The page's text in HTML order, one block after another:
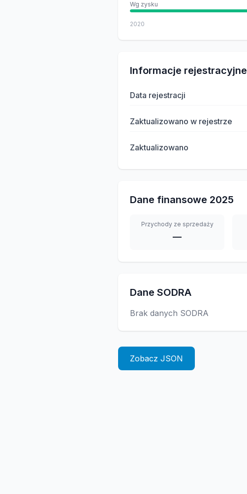
Wg zysku
2020
Informacje rejestracyjne
Data rejestracji
Zaktualizowano w rejestrze
Zaktualizowano
Dane finansowe 2025
Przychody ze sprzedaży
—
Dane SODRA
Brak danych SODRA
Zobacz JSON